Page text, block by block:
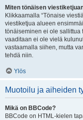
Miten tönäisen
Klikkaamalla “Tönaise
viestiketjua alueen
tönäiseminen ei ole
vaaditaan ei ole vielä
vastaamalla siihen, mutta
tehdä niin.
Ylös
Muotoilu ja aiheiden
Mikä on BBCode?
BBCode on HTML-kielen